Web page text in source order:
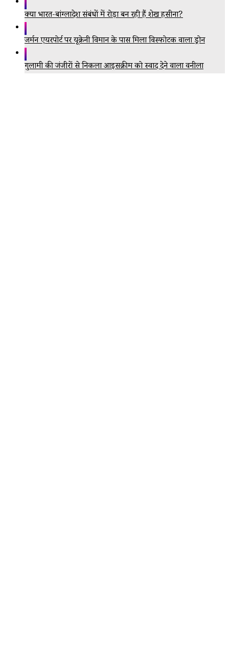
क्या भारत-बांग्लादेश संबंधों में रोड़ा बन रही हैं शेख हसीना?
जर्मन एयरपोर्ट पर यूक्रेनी विमान के पास मिला विस्फोटक वाला ड्रोन
गुलामी की जंजीरों से निकला आइसक्रीम को स्वाद देने वाला वनीला